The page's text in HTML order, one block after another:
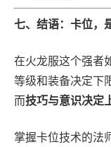
七、结语：卡位，
在火龙服这个强者
等级和装备决定下
而技巧与意识决定
掌握卡位技术的法